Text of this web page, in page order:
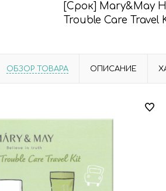
[Срок] Mary&May
Trouble Care Travel
ОБЗОР ТОВАРА ОПИСАНИЕ